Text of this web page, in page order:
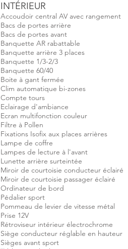
INTÉRIEUR
Accoudoir central AV avec rangement
Bacs de portes arrière
Bacs de portes avant
Banquette AR rabattable
Banquette arrière 3 places
Banquette 1/3-2/3
Banquette 60/40
Boite à gant fermée
Clim automatique bi-zones
Compte tours
Eclairage d'ambiance
Ecran multifonction couleur
Filtre à Pollen
Fixations Isofix aux places arrières
Lampe de coffre
Lampes de lecture à l'avant
Lunette arrière surteintée
Miroir de courtoisie conducteur éclairé
Miroir de courtoisie passager éclairé
Ordinateur de bord
Pédalier sport
Pommeau de levier de vitesse métal
Prise 12V
Rétroviseur intérieur électrochrome
Siège conducteur réglable en hauteur
Sièges avant sport